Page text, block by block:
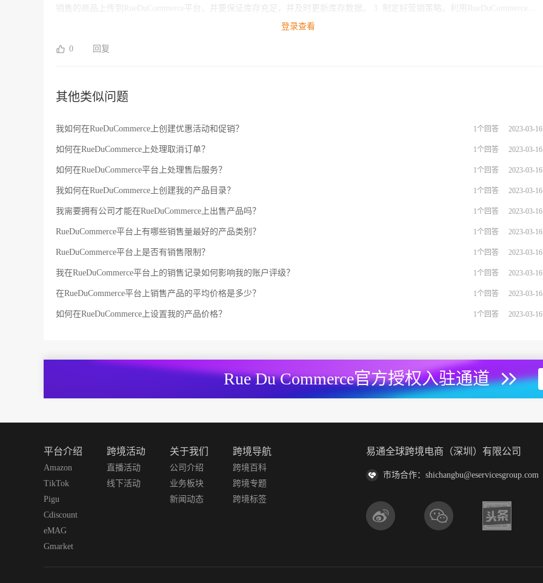
销售的商品上传到RueDuCommerce平台，并要保证库存充足，并及时更新库存数据。 3. 制定好营销策略。利用RueDuCommerce平
台的各种营销工具，例如优惠券、折扣活动等，来提高您的销售量。 4. 确保及时发货。尽量以快速、可追溯的方式发货，因为消费
提高他们购物的满意度。 如果客户需要更加详细的操作步骤和指导，我们的ESG跨境电商专家团队可以提供个性化的解决方案和一
登录查看
0 回复
其他类似问题
我如何在RueDuCommerce上创建优惠活动和促销？ 1个回答 2023-03-16
如何在RueDuCommerce上处理取消订单？ 1个回答 2023-03-16
如何在RueDuCommerce平台上处理售后服务？ 1个回答 2023-03-16
我如何在RueDuCommerce上创建我的产品目录？ 1个回答 2023-03-16
我需要拥有公司才能在RueDuCommerce上出售产品吗？ 1个回答 2023-03-16
RueDuCommerce平台上有哪些销售量最好的产品类别？ 1个回答 2023-03-16
RueDuCommerce平台上是否有销售限制？ 1个回答 2023-03-16
我在RueDuCommerce平台上的销售记录如何影响我的账户评级？ 1个回答 2023-03-16
在RueDuCommerce平台上销售产品的平均价格是多少？ 1个回答 2023-03-16
如何在RueDuCommerce上设置我的产品价格？ 1个回答 2023-03-16
Rue Du Commerce官方授权入驻通道
平台介绍
Amazon
TikTok
Pigu
Cdiscount
eMAG
Gmarket
跨境活动
直播活动
线下活动
关于我们
公司介绍
业务板块
新闻动态
跨境导航
跨境百科
跨境专题
跨境标签
易通全球跨境电商（深圳）有限公司
市场合作：shichangbu@eservicesgroup.com